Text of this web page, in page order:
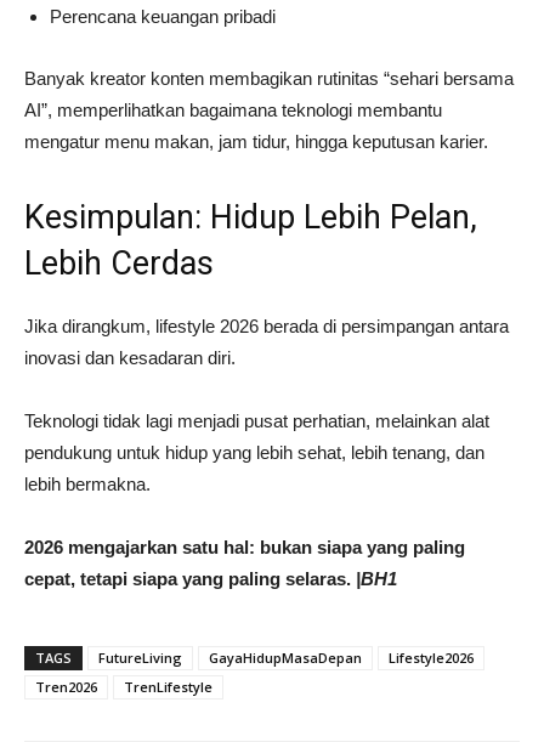
Perencana keuangan pribadi
Banyak kreator konten membagikan rutinitas “sehari bersama
AI”, memperlihatkan bagaimana teknologi membantu
mengatur menu makan, jam tidur, hingga keputusan karier.
Kesimpulan: Hidup Lebih Pelan,
Lebih Cerdas
Jika dirangkum, lifestyle 2026 berada di persimpangan antara
inovasi dan kesadaran diri.
Teknologi tidak lagi menjadi pusat perhatian, melainkan alat
pendukung untuk hidup yang lebih sehat, lebih tenang, dan
lebih bermakna.
2026 mengajarkan satu hal: bukan siapa yang paling
cepat, tetapi siapa yang paling selaras. |BH1
TAGS FutureLiving GayaHidupMasaDepan
Lifestyle2026
Tren2026
TrenLifestyle